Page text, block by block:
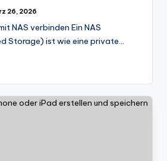
26, 2026
NAS verbinden Ein NAS
Storage) ist wie eine private…